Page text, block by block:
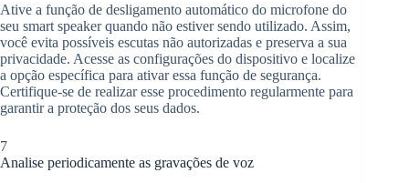
Ative a função de desligamento automático do microfone do
seu smart speaker quando não estiver sendo utilizado. Assim,
você evita possíveis escutas não autorizadas e preserva a sua
privacidade. Acesse as configurações do dispositivo e localize
a opção específica para ativar essa função de segurança.
Certifique-se de realizar esse procedimento regularmente para
garantir a proteção dos seus dados.
7
Analise periodicamente as gravações de voz